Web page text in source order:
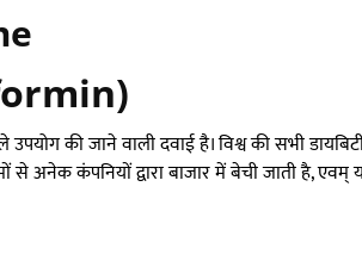
की जाने वाली दवाई है। विश्व की सभी
से अनेक कंपनियों द्वारा बाजार में बेची जाती है,